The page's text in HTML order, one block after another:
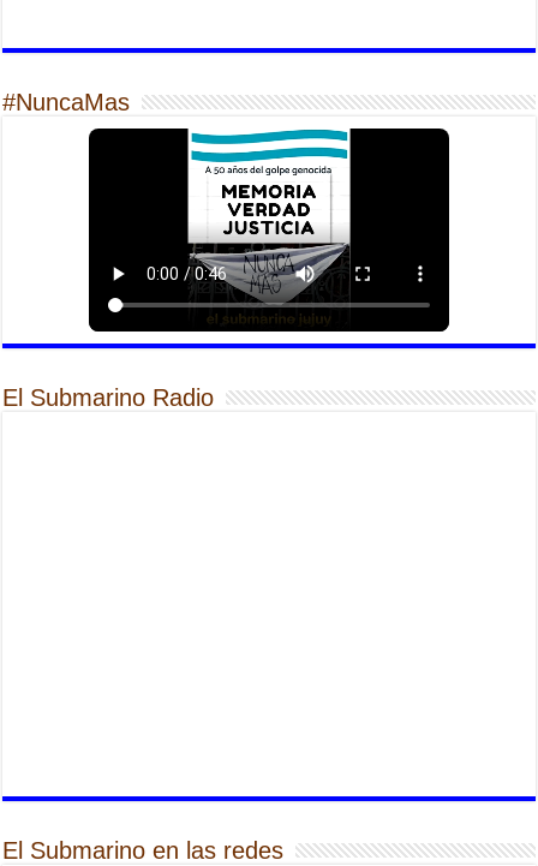
#NuncaMas
El Submarino Radio
El Submarino en las redes